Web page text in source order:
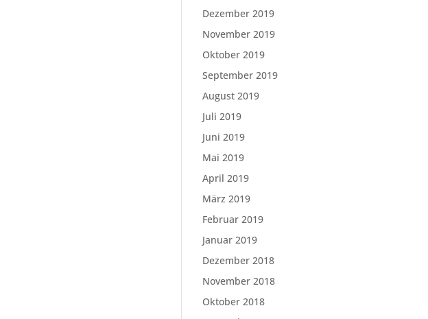
Dezember 2019
November 2019
Oktober 2019
September 2019
August 2019
Juli 2019
Juni 2019
Mai 2019
April 2019
März 2019
Februar 2019
Januar 2019
Dezember 2018
November 2018
Oktober 2018